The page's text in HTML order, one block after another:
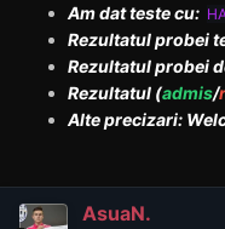
Am dat teste cu:
Rezultatul probei
Rezultatul probei
Rezultatul (admis/
Alte precizari:
AsuaN.